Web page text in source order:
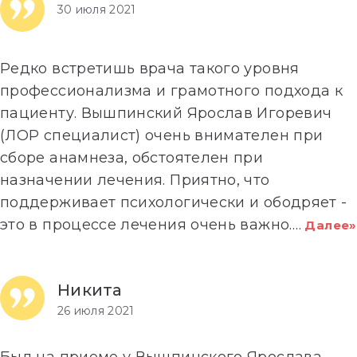
30 июля 2021
Редко встретишь врача такого уровня
профессионализма и грамотного подхода к
пациенту. Вышпинский Ярослав Игоревич
(ЛОР специалист) очень внимателен при
сборе анамнеза, обстоятелен при
назначении лечения. Приятно, что
поддерживает психологически и ободряет -
это в процессе лечения очень важно.… Далее»
Никита
26 июля 2021